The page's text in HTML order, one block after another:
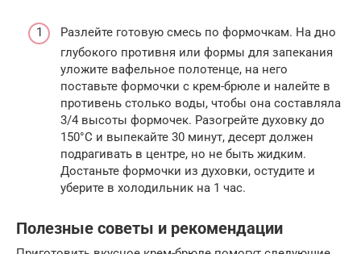
Разлейте готовую смесь по формочкам. На дно
глубокого противня или формы для запекания
уложите вафельное полотенце, на него
поставьте формочки с крем-брюле и налейте в
противень столько воды, чтобы она составляла
3/4 высоты формочек. Разогрейте духовку до
150°С и выпекайте 30 минут, десерт должен
подрагивать в центре, но не быть жидким.
Достаньте формочки из духовки, остудите и
уберите в холодильник на 1 час.
Полезные советы и рекомендации